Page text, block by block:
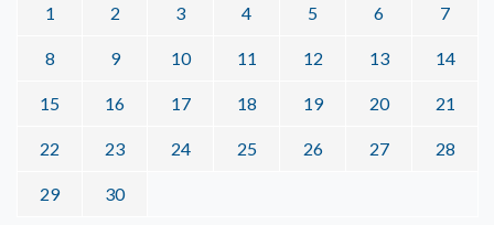
1 2 3 4 5 6 7
8 9 10 11 12 13 14
15 16 17 18 19 20 21
22 23 24 25 26 27 28
29 30